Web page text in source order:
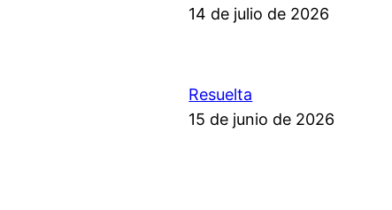
14 de julio de 2026
Resuelta
15 de junio de 2026